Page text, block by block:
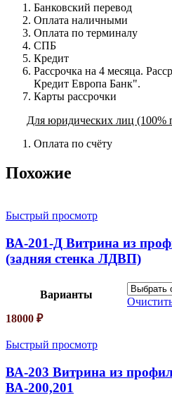
Банковский перевод
Оплата наличными
Оплата по терминалу
СПБ
Кредит
Рассрочка на 4 месяца.
Кредит Европа Банк".
Карты рассрочки
Для юридических лиц (100%
Оплата по счёту
Похожие
Быстрый просмотр
ВА-201-Д Витрина из
(задняя стенка ЛДВП)
Варианты
18000 ₽
Быстрый просмотр
ВА-203 Витрина из
ВА-200,201